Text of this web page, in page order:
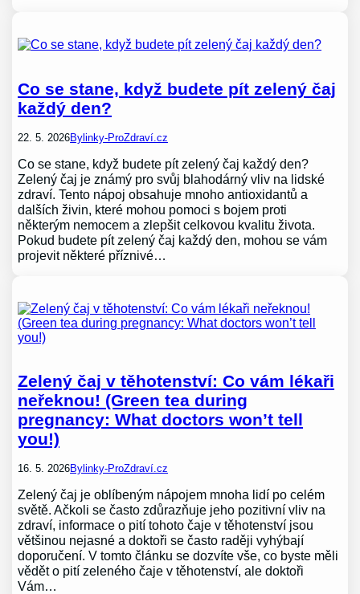
Co se stane, když budete pít zelený čaj
každý den?
22. 5. 2026Bylinky-ProZdraví.cz
Co se stane, když budete pít zelený čaj každý den?
Zelený čaj je známý pro svůj blahodárný vliv na lidské
zdraví. Tento nápoj obsahuje mnoho antioxidantů a
dalších živin, které mohou pomoci s bojem proti
některým nemocem a zlepšit celkovou kvalitu života.
Pokud budete pít zelený čaj každý den, mohou se vám
projevit některé příznivé…
Zelený čaj v těhotenství: Co vám lékaři
neřeknou! (Green tea during
pregnancy: What doctors won’t tell
you!)
16. 5. 2026Bylinky-ProZdraví.cz
Zelený čaj je oblíbeným nápojem mnoha lidí po celém
světě. Ačkoli se často zdůrazňuje jeho pozitivní vliv na
zdraví, informace o pití tohoto čaje v těhotenství jsou
většinou nejasné a doktoři se často raději vyhýbají
doporučení. V tomto článku se dozvíte vše, co byste měli
vědět o pití zeleného čaje v těhotenství, ale doktoři
Vám…